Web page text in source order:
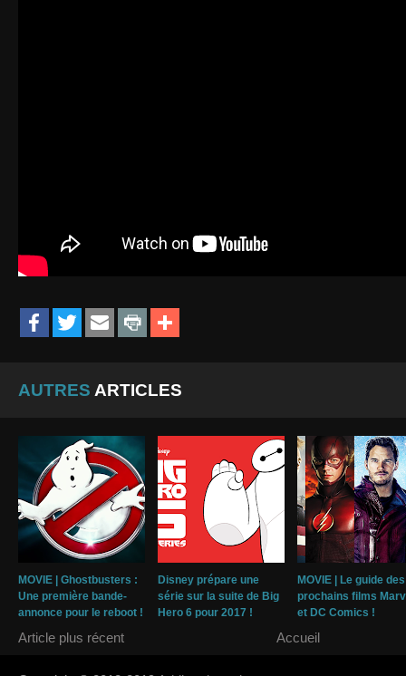
AUTRES ARTICLES
MOVIE | Ghostbusters :
Une première bande-
annonce pour le reboot !
Disney prépare une
série sur la suite de Big
Hero 6 pour 2017 !
MOVIE | Le guide des
prochains films
et DC Comics !
Article plus récent Accueil